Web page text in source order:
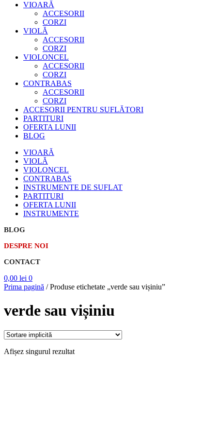
VIOARĂ
ACCESORII
CORZI
VIOLĂ
ACCESORII
CORZI
VIOLONCEL
ACCESORII
CORZI
CONTRABAS
ACCESORII
CORZI
ACCESORII PENTRU SUFLĂTORI
PARTITURI
OFERTA LUNII
BLOG
VIOARĂ
VIOLĂ
VIOLONCEL
CONTRABAS
INSTRUMENTE DE SUFLAT
PARTITURI
OFERTA LUNII
INSTRUMENTE
BLOG
DESPRE NOI
CONTACT
0,00 lei 0
Prima pagină /Produse etichetate „verde sau vișiniu”
verde sau vișiniu
Afișez singurul rezultat